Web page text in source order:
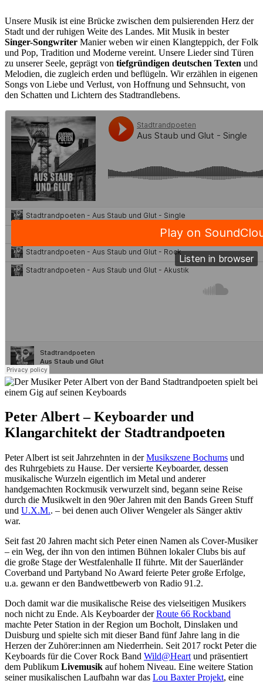
Unsere Musik ist eine Brücke zwischen dem pulsierenden Herz der
Stadt und der ruhigen Weite des Landes. Mit Musik in bester
Singer-Songwriter Manier weben wir einen Klangteppich, der Folk
und Pop, Tradition und Moderne vereint. Unsere Lieder sind Türen
zu unserer Seele, geprägt von tiefgründigen deutschen Texten und
Melodien, die zugleich erden und beflügeln. Wir erzählen in eigenen
Songs von Liebe und Verlust, von Hoffnung und Sehnsucht, von
den Schatten und Lichtern des Stadtrandlebens.
Peter Albert – Keyboarder und
Klangarchitekt der Stadtrandpoeten
Peter Albert ist seit Jahrzehnten in derMusikszene Bochums und
des Ruhrgebiets zu Hause. Der versierte Keyboarder, dessen
musikalische Wurzeln eigentlich im Metal und anderer
handgemachten Rockmusik verwurzelt sind, begann seine Reise
durch die Musikwelt in den 90er Jahren mit den Bands Green Stuff
und U.X.M.. – bei denen auch Oliver Wengeler als Sänger aktiv
war.
Seit fast 20 Jahren macht sich Peter einen Namen als Cover-Musiker
– ein Weg, der ihn von den intimen Bühnen lokaler Clubs bis auf
die große Stage der Westfalenhalle II führte. Mit der Sauerländer
Coverband und Partyband No Award feierte Peter große Erfolge,
u.a. gewann er den Bandwettbewerb von Radio 91.2.
Doch damit war die musikalische Reise des vielseitigen Musikers
noch nicht zu Ende. Als Keyboarder derRoute 66 Rockband
machte Peter Station in der Region um Bocholt, Dinslaken und
Duisburg und spielte sich mit dieser Band fünf Jahre lang in die
Herzen der Zuhörer:innen am Niederrhein. Seit 2017 rockt Peter die
Keyboards für die Cover Rock Band Wild@Heart und präsentiert
dem Publikum Livemusik auf hohem Niveau. Eine weitere Station
seiner musikalischen Laufbahn war das Lou Baxter Projekt, eine